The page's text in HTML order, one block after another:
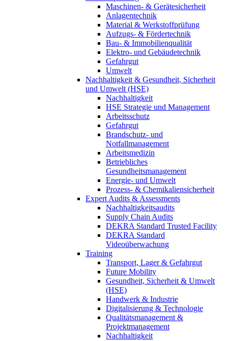
Maschinen- & Gerätesicherheit
Anlagentechnik
Material & Werkstoffprüfung
Aufzugs- & Fördertechnik
Bau- & Immobilienqualität
Elektro- und Gebäudetechnik
Gefahrgut
Umwelt
Nachhaltigkeit & Gesundheit, Sicherheit
und Umwelt (HSE)
Nachhaltigkeit
HSE Strategie und Management
Arbeitsschutz
Gefahrgut
Brandschutz- und
Notfallmanagement
Arbeitsmedizin
Betriebliches
Gesundheitsmanagement
Energie- und Umwelt
Prozess- & Chemikaliensicherheit
Expert Audits & Assessments
Nachhaltigkeitsaudits
Supply Chain Audits
DEKRA Standard Trusted Facility
DEKRA Standard
Videoüberwachung
Training
Transport, Lager & Gefahrgut
Future Mobility
Gesundheit, Sicherheit & Umwelt
(HSE)
Handwerk & Industrie
Digitalisierung & Technologie
Qualitätsmanagement &
Projektmanagement
Nachhaltigkeit